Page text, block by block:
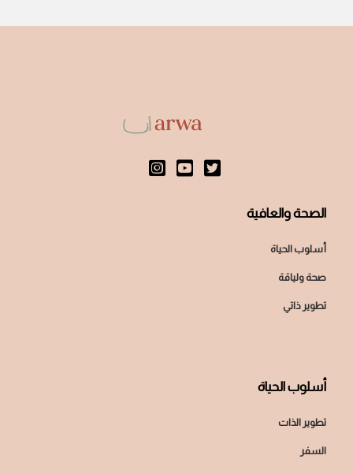
الصحة والعافية
أسلوب الحياة
صحة ولياقة
تطوير ذاتي
أسلوب الحياة
تطوير الذات
السفر